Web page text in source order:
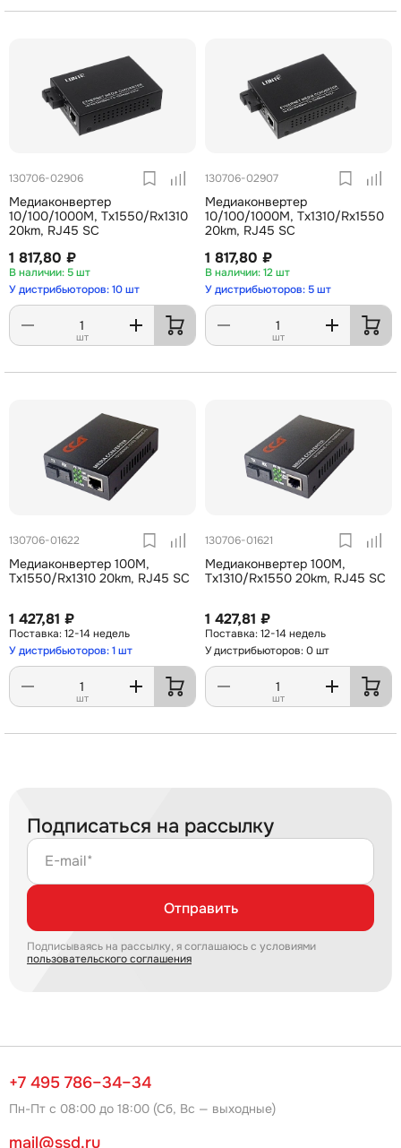
130706-02906
Медиаконвертер
10/100/1000M, Tx1550/Rx1310
20km, RJ45 SC
1 817,80 ₽
5 шт
У дистрибьюторов: 10 шт
шт
130706-02907
Медиаконвертер
10/100/1000M, Tx1310/Rx1550
20km, RJ45 SC
1 817,80 ₽
12 шт
У дистрибьюторов: 5 шт
шт
130706-01622
Медиаконвертер 100M,
Tx1550/Rx1310 20km, RJ45 SC
1 427,81 ₽
12-14 недель
У дистрибьюторов: 1 шт
шт
130706-01621
Медиаконвертер 100M,
Tx1310/Rx1550 20km, RJ45 SC
1 427,81 ₽
12-14 недель
У дистрибьюторов: 0 шт
шт
Подписаться на рассылку
E-mail*
Отправить
Подписываясь на рассылку, я соглашаюсь с условиями
пользовательского соглашения
+7 495 786–34–34
Пн-Пт с 08:00 до 18:00 (Сб, Вс — выходные)
mail@ssd.ru